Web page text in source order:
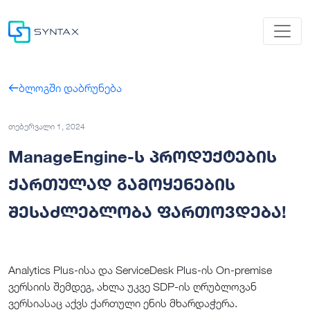
ბლოგში დაბრუნება
თებერვალი 1, 2024
ManageEngine-ს პროდუქტების
ქართულად გამოყენების
შესაძლებლობა ფართოვდება!
Analytics Plus-ისა და ServiceDesk Plus-ის On-premise
ვერსიის შემდეგ, ახლა უკვე SDP-ის ღრუბლოვან
ვერსიასაც აქვს ქართული ენის მხარდაჭერა.